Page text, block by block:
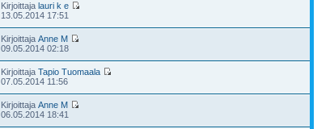
Kirjoittajalauri k e
13.05.2014 17:51
KirjoittajaAnne M
09.05.2014 02:18
KirjoittajaTapio Tuomaala
07.05.2014 11:56
KirjoittajaAnne M
06.05.2014 18:41